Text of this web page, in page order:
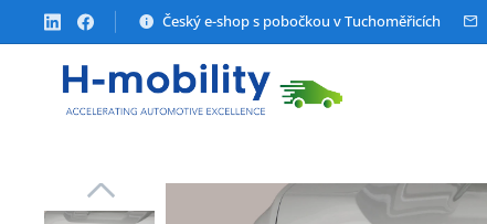
Český e-shop s pobočkou v Tuchoměřicích